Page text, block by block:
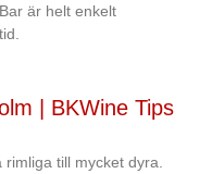
är helt enkelt
| BKWine Tips
till mycket dyra.